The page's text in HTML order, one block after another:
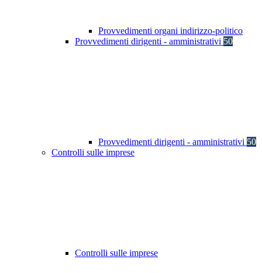
Provvedimenti organi indirizzo-politico
Provvedimenti dirigenti - amministrativi 50
Provvedimenti dirigenti - amministrativi 50
Controlli sulle imprese
Controlli sulle imprese